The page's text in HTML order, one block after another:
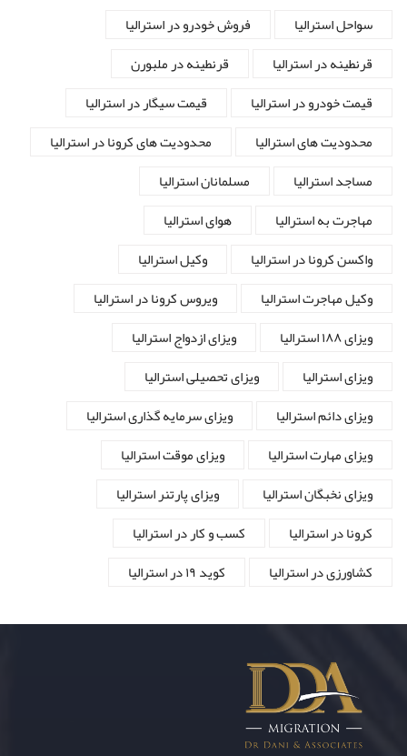
سواحل استرالیا
فروش خودرو در استرالیا
قرنطینه در استرالیا
قرنطینه در ملبورن
قیمت خودرو در استرالیا
قیمت سیگار در استرالیا
محدودیت های استرالیا
محدودیت های کرونا در استرالیا
مساجد استرالیا
مسلمانان استرالیا
مهاجرت به استرالیا
هوای استرالیا
واکسن کرونا در استرالیا
وکیل استرالیا
وکیل مهاجرت استرالیا
ویروس کرونا در استرالیا
ویزای ۱۸۸ استرالیا
ویزای ازدواج استرالیا
ویزای استرالیا
ویزای تحصیلی استرالیا
ویزای دائم استرالیا
ویزای سرمایه گذاری استرالیا
ویزای مهارت استرالیا
ویزای موقت استرالیا
ویزای نخبگان استرالیا
ویزای پارتنر استرالیا
کرونا در استرالیا
کسب و کار در استرالیا
کشاورزی در استرالیا
کوید ۱۹ در استرالیا